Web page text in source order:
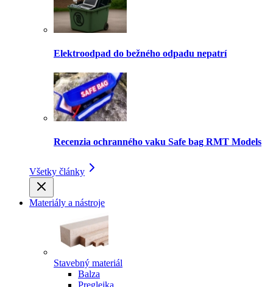
Elektroodpad do bežného odpadu nepatrí
Recenzia ochranného vaku Safe bag RMT Models
Všetky články
Materiály a nástroje
Stavebný materiál
Balza